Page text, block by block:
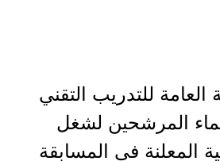
للتدريب التقني
المرشحين لشغل
المعلنة في المسابقة